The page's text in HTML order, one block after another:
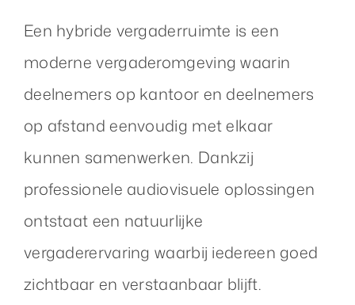
Een hybride vergaderruimte is een
moderne vergaderomgeving waarin
deelnemers op kantoor en deelnemers
op afstand eenvoudig met elkaar
kunnen samenwerken. Dankzij
professionele audiovisuele oplossingen
ontstaat een natuurlijke
vergaderervaring waarbij iedereen goed
zichtbaar en verstaanbaar blijft.